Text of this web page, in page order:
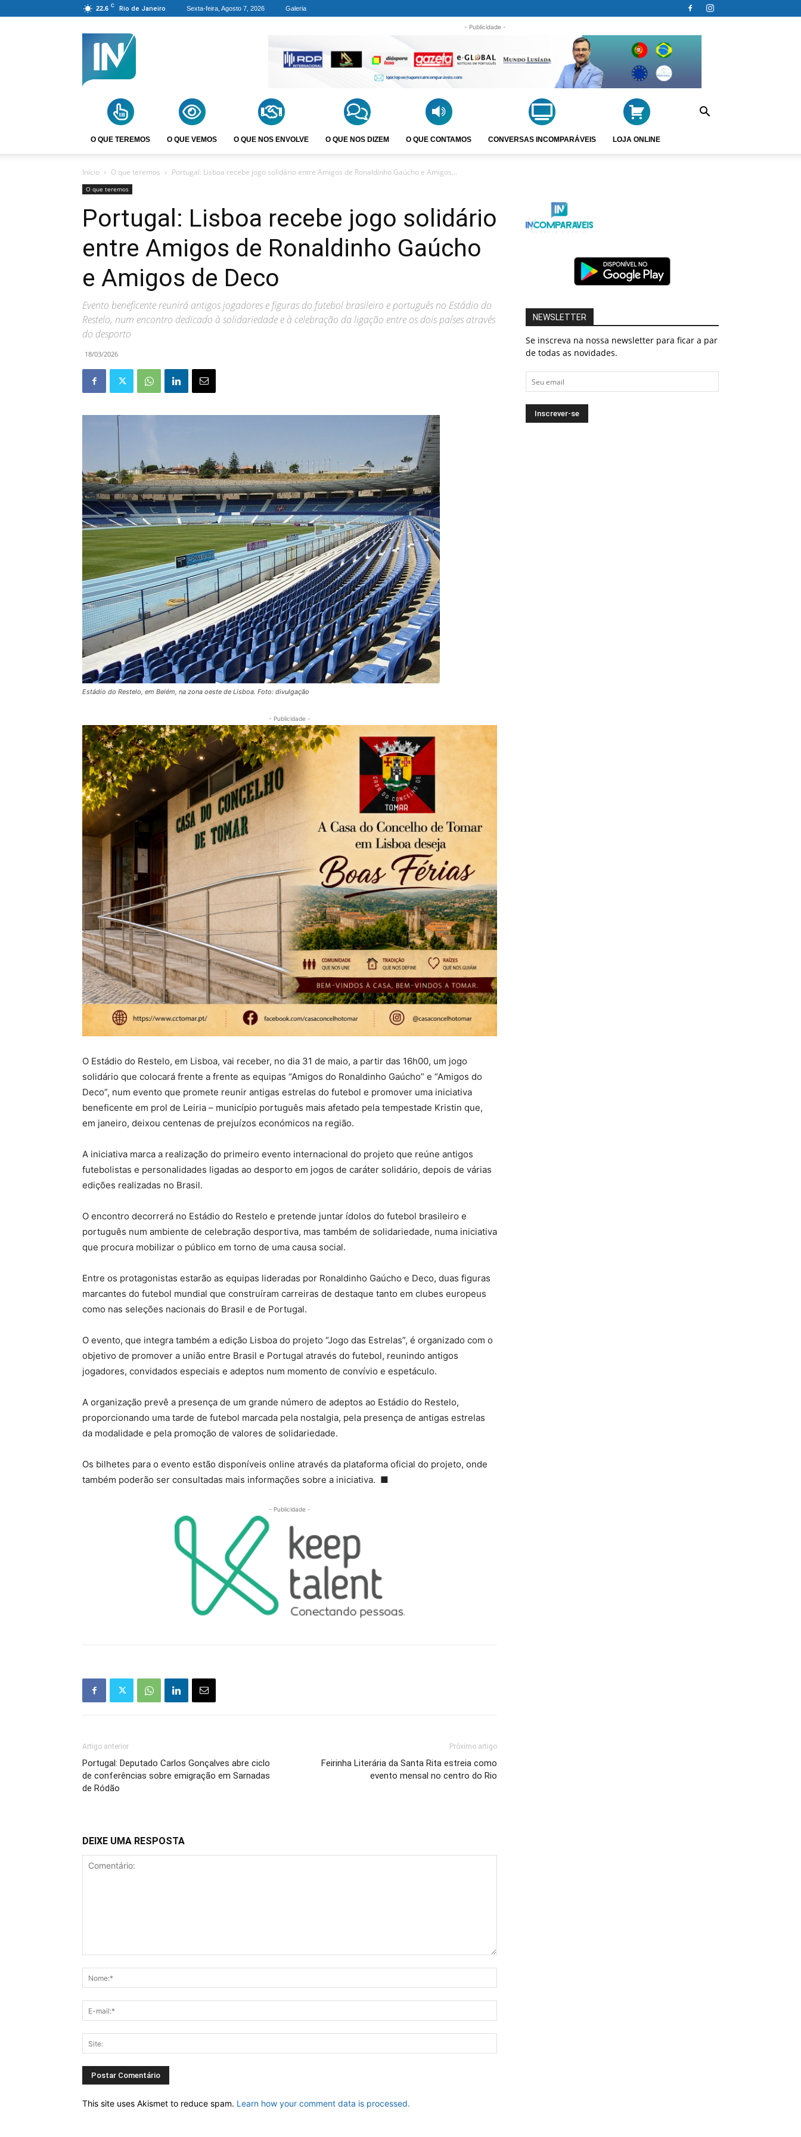
22.6 C Rio de Janeiro Sexta-feira, Agosto 7, 2026 Galeria
- Publicidade -
O QUE TEREMOS O QUE VEMOS O QUE NOS ENVOLVE O QUE NOS DIZEM O QUE CONTAMOS CONVERSAS INCOMPARÁVEIS LOJA ONLINE
Início O que teremos Portugal: Lisboa recebe jogo solidário entre Amigos de Ronaldinho Gaúcho e Amigos...
O que teremos
Portugal: Lisboa recebe jogo solidário
entre Amigos de Ronaldinho Gaúcho
e Amigos de Deco
Evento beneficente reunirá antigos jogadores e figuras do futebol brasileiro e português no Estádio do
Restelo, num encontro dedicado à solidariedade e à celebração da ligação entre os dois países através
do desporto
18/03/2026
Estádio do Restelo, em Belém, na zona oeste de Lisboa. Foto: divulgação
- Publicidade -
O Estádio do Restelo, em Lisboa, vai receber, no dia 31 de maio, a partir das 16h00, um jogo
solidário que colocará frente a frente as equipas “Amigos do Ronaldinho Gaúcho” e “Amigos do
Deco”, num evento que promete reunir antigas estrelas do futebol e promover uma iniciativa
beneficente em prol de Leiria – município português mais afetado pela tempestade Kristin que,
em janeiro, deixou centenas de prejuízos económicos na região.
A iniciativa marca a realização do primeiro evento internacional do projeto que reúne antigos
futebolistas e personalidades ligadas ao desporto em jogos de caráter solidário, depois de várias
edições realizadas no Brasil.
O encontro decorrerá no Estádio do Restelo e pretende juntar ídolos do futebol brasileiro e
português num ambiente de celebração desportiva, mas também de solidariedade, numa iniciativa
que procura mobilizar o público em torno de uma causa social.
Entre os protagonistas estarão as equipas lideradas por Ronaldinho Gaúcho e Deco, duas figuras
marcantes do futebol mundial que construíram carreiras de destaque tanto em clubes europeus
como nas seleções nacionais do Brasil e de Portugal.
O evento, que integra também a edição Lisboa do projeto “Jogo das Estrelas”, é organizado com o
objetivo de promover a união entre Brasil e Portugal através do futebol, reunindo antigos
jogadores, convidados especiais e adeptos num momento de convívio e espetáculo.
A organização prevê a presença de um grande número de adeptos ao Estádio do Restelo,
proporcionando uma tarde de futebol marcada pela nostalgia, pela presença de antigas estrelas
da modalidade e pela promoção de valores de solidariedade.
Os bilhetes para o evento estão disponíveis online através da plataforma oficial do projeto, onde
também poderão ser consultadas mais informações sobre a iniciativa. ■
- Publicidade -
Artigo anterior
Portugal: Deputado Carlos Gonçalves abre ciclo
de conferências sobre emigração em Sarnadas
de Ródão
Próximo artigo
Feirinha Literária da Santa Rita estreia como
evento mensal no centro do Rio
DEIXE UMA RESPOSTA
This site uses Akismet to reduce spam. Learn how your comment data is processed.
NEWSLETTER
Se inscreva na nossa newsletter para ficar a par
de todas as novidades.